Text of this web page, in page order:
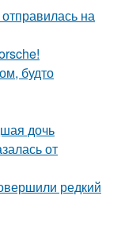
на
будто
дочь
от
редкий